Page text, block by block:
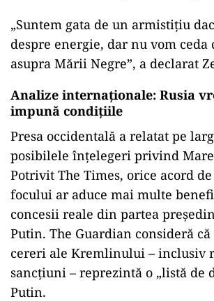
„Suntem gata de un armistițiu
despre energie, dar nu vom
asupra Mării Negre”, a declarat
Analize internaționale: Rusia
impună condițiile
Presa occidentală a relatat pe
posibilele înțelegeri privind
Potrivit The Times, orice acord
focului ar aduce mai multe
concesii reale din partea
Putin. The Guardian consideră
cereri ale Kremlinului – inclusiv
sancțiuni – reprezintă o „listă de
Putin.